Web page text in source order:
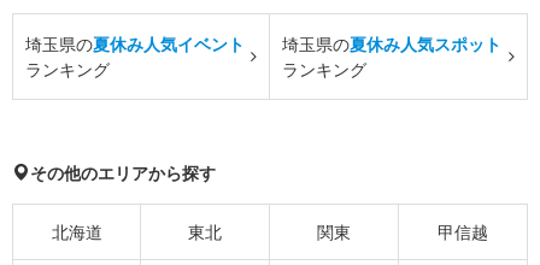
埼玉県の夏休み人気イベント
ランキング
埼玉県の夏休み人気スポット
ランキング
その他のエリアから探す
北海道 東北 関東 甲信越